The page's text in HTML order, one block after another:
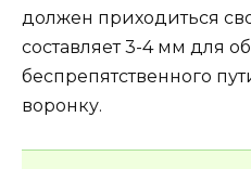
должен приходиться
составляет 3-4 мм для
беспрепятственного
воронку.